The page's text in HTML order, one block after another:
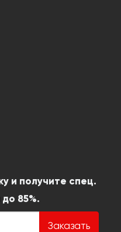
и получите спец.
85%.
Заказать